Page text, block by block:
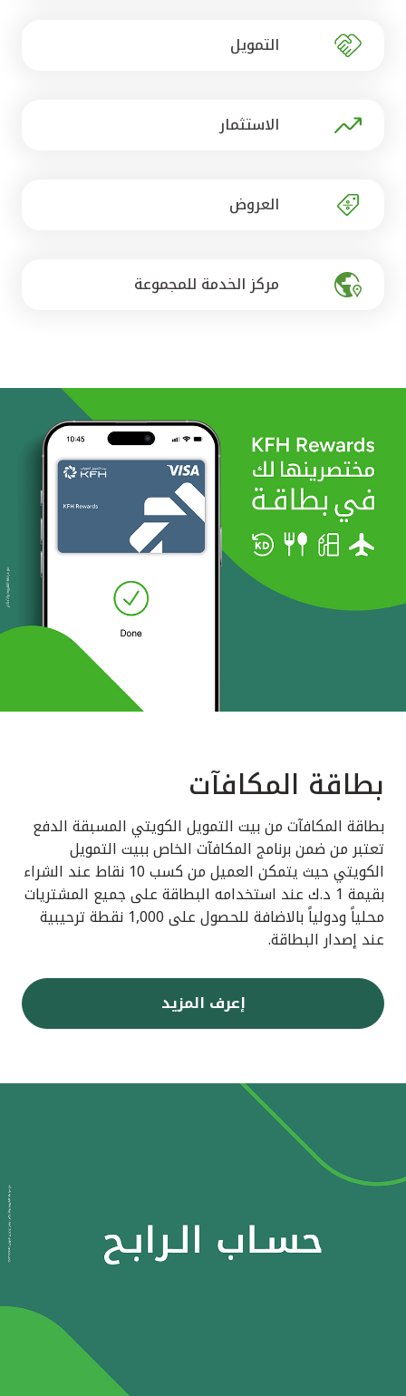
مصر
التمويل
الاستثمار
العروض
مركز الخدمة للمجموعة
بطاقة المكافآت
بطاقة المكافآت من بيت التمويل الكويتي المسبقة الدفع
تعتبر من ضمن برنامج المكافآت الخاص ببيت التمويل
الكويتي حيث يتمكن العميل من كسب 10 نقاط عند الشراء
بقيمة 1 د.ك عند استخدامه البطاقة على جميع المشتريات
محلياً ودولياً بالاضافة للحصول على 1,000 نقطة ترحيبية
عند إصدار البطاقة.
إعرف المزيد